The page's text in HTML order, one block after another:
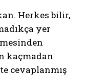
Herkes bilir,
yer
kaçmadan
cevaplanmış